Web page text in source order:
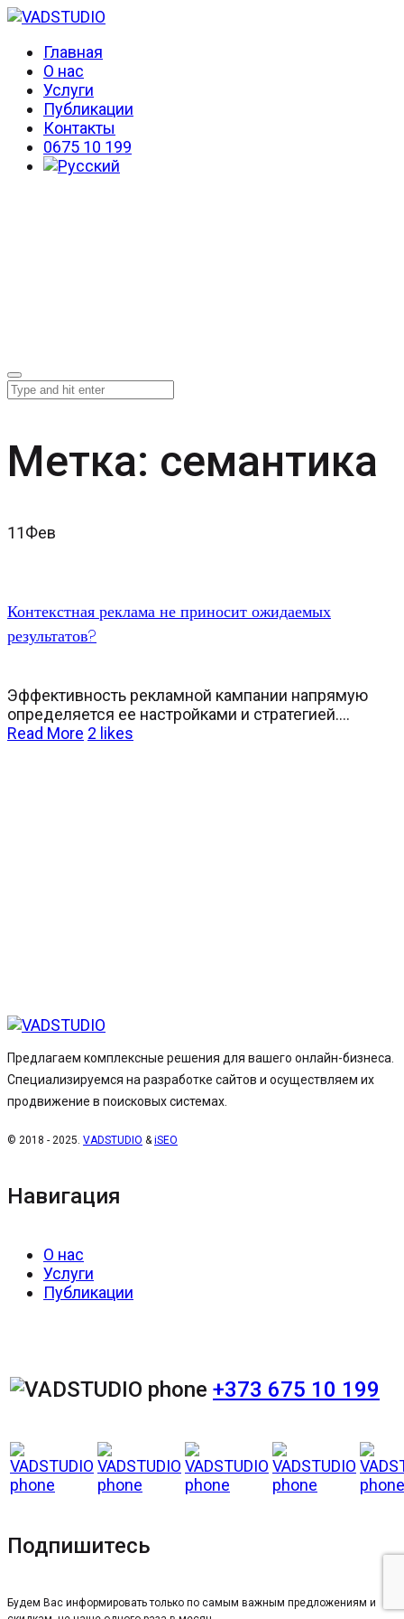
Главная
О нас
Услуги
Публикации
Контакты
0675 10 199
Метка: семантика
11Фев
Контекстная реклама не приносит ожидаемых
результатов?
Эффективность рекламной кампании напрямую
определяется ее настройками и стратегией....
Read More 2 likes
Предлагаем комплексные решения для вашего онлайн-бизнеса.
Специализируемся на разработке сайтов и осуществляем их
продвижение в поисковых системах.
© 2018 - 2025. VADSTUDIO &iSEO
Навигация
О нас
Услуги
Публикации
+373 675 10 199
Подпишитесь
Будем Вас информировать только по самым важным предложениям и